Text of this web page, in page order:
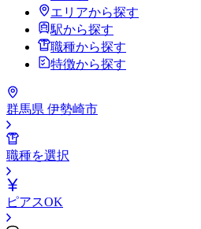
エリアから探す
駅から探す
職種から探す
特徴から探す
群馬県 伊勢崎市
職種を選択
ピアスOK